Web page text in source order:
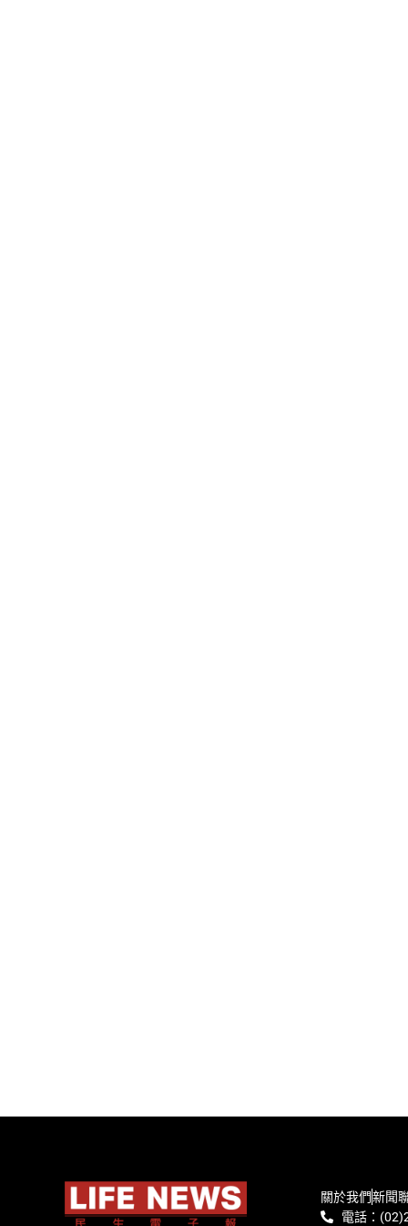
關於我們新聞
電話：